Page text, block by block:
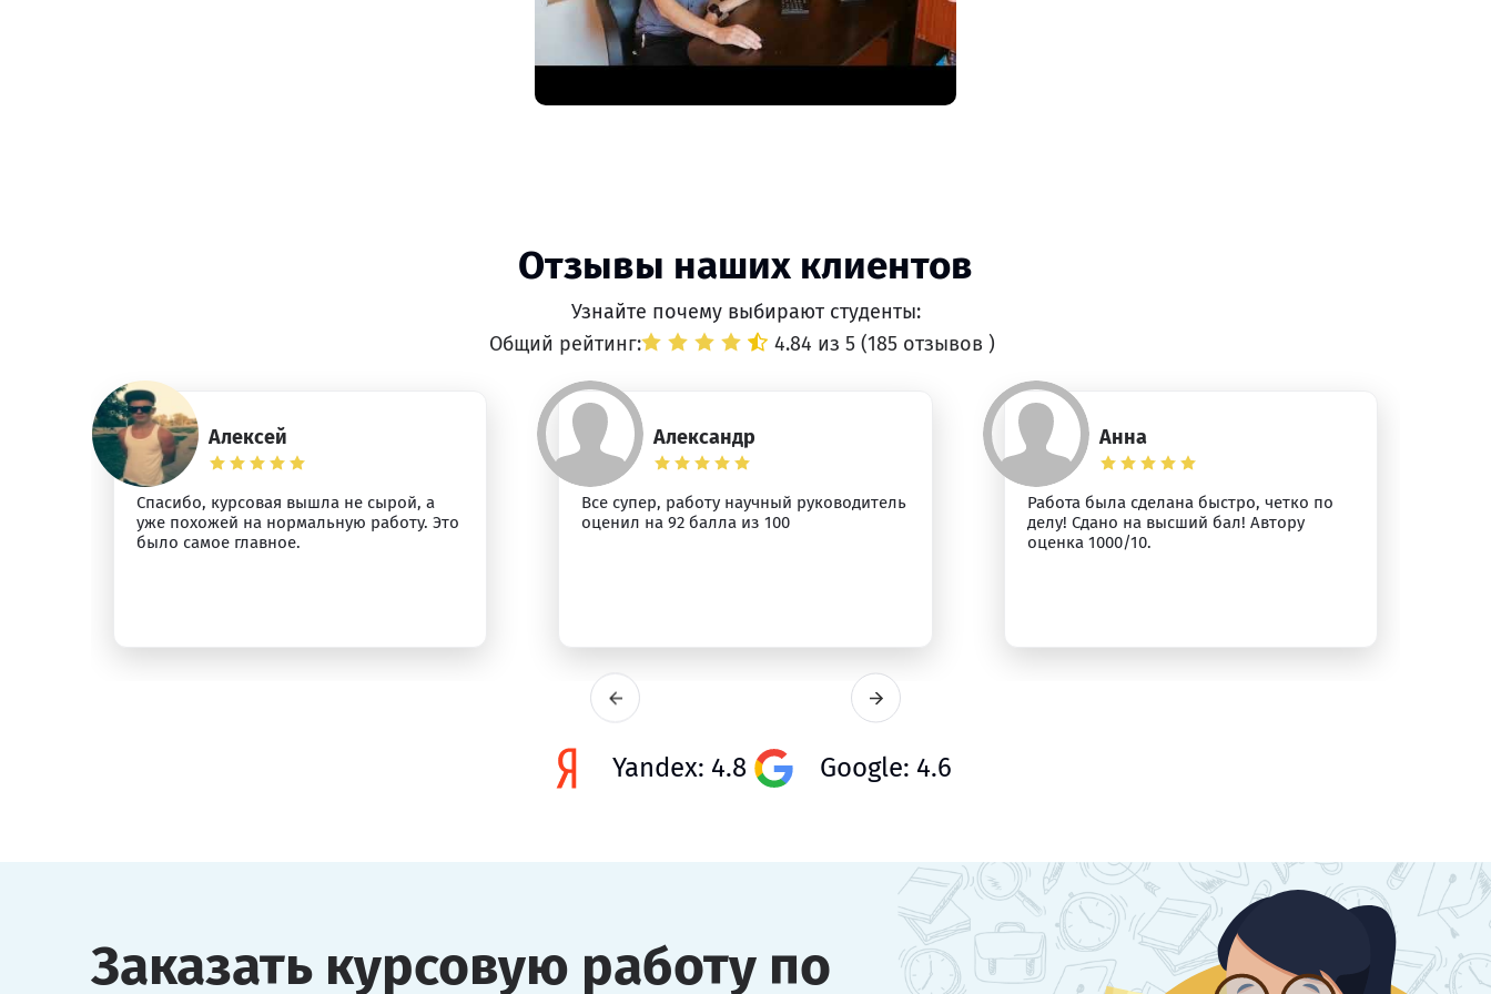
Отзывы наших клиентов
Узнайте почему выбирают студенты:
Общий рейтинг:
4.84 из 5 (185 отзывов )
Алексей
Спасибо, курсовая вышла не сырой, а
уже похожей на нормальную работу. Это
было самое главное.
Александр
Все супер, работу научный руководитель
оценил на 92 балла из 100
Анна
Работа была сделана быстро, четко по
делу! Сдано на высший бал! Автору
оценка 1000/10.
Yandex: 4.8 Google: 4.6
Заказать курсовую работу по